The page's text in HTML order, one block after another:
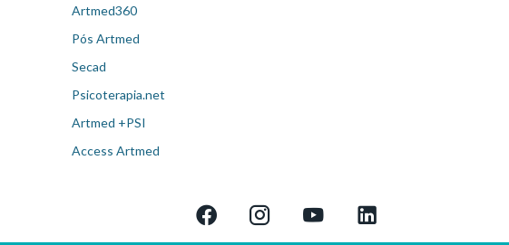
Artmed360
Pós Artmed
Secad
Psicoterapia.net
Artmed +PSI
Access Artmed